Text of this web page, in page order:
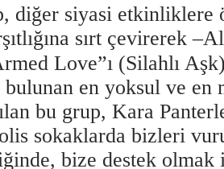
diğer siyasi etkinliklere
sırt çevirerek
Love”ı (Silahlı
bulunan en yoksul ve
bu grup, Kara
sokaklarda bizleri
bize destek